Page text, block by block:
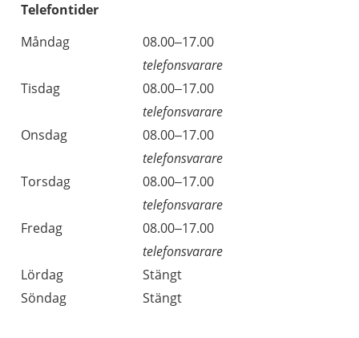
Telefontider
Måndag
08.00–17.00
telefonsvarare
Tisdag
08.00–17.00
telefonsvarare
Onsdag
08.00–17.00
telefonsvarare
Torsdag
08.00–17.00
telefonsvarare
Fredag
08.00–17.00
telefonsvarare
Lördag
Stängt
Söndag
Stängt